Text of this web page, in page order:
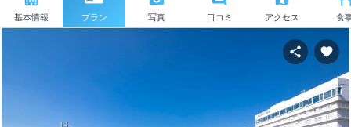
基本情報 プラン 写真 口コミ アクセス 食